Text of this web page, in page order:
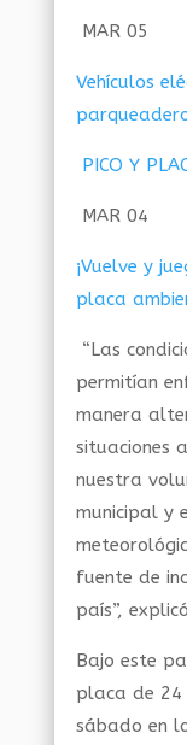
MAR 05
Vehículos
PICO Y
MAR 04
¡Vuelve y
placa
“Las
permitían
manera
situaciones
nuestra
municipal y
fuente de
país”,
Bajo este
placa de 24
sábado en